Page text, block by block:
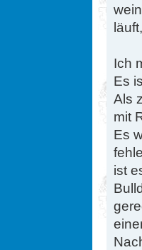
Ich
Es
Als
mit
Es
ist